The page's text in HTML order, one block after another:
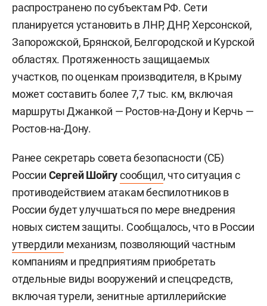
распространено по субъектам РФ. Сети
планируется установить в ЛНР, ДНР, Херсонской,
Запорожской, Брянской, Белгородской и Курской
областях. Протяженность защищаемых
участков, по оценкам производителя, в Крыму
может составить более 7,7 тыс. км, включая
маршруты Джанкой — Ростов-на-Дону и Керчь —
Ростов-на-Дону.
Ранее секретарь совета безопасности (СБ)
России Сергей Шойгусообщил, что ситуация с
противодействием атакам беспилотников в
России будет улучшаться по мере внедрения
новых систем защиты. Сообщалось, что в России
утвердили механизм, позволяющий частным
компаниям и предприятиям приобретать
отдельные виды вооружений и спецсредств,
включая турели, зенитные артиллерийские